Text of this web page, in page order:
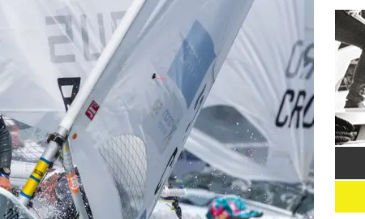
παιχνίδι και γιορτινή ατμόσφαιρα στην πρώτη ημέρα του